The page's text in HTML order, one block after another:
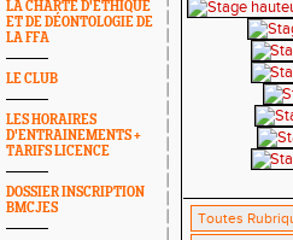
LA CHARTE D'ÉTHIQUE
ET DE DÉONTOLOGIE DE
LA FFA
LE CLUB
LES HORAIRES
D'ENTRAINEMENTS +
TARIFS LICENCE
DOSSIER INSCRIPTION
BMCJES